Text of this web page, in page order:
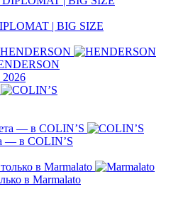
| BIG SIZE
2026
— в COLIN’S
в Marmalato